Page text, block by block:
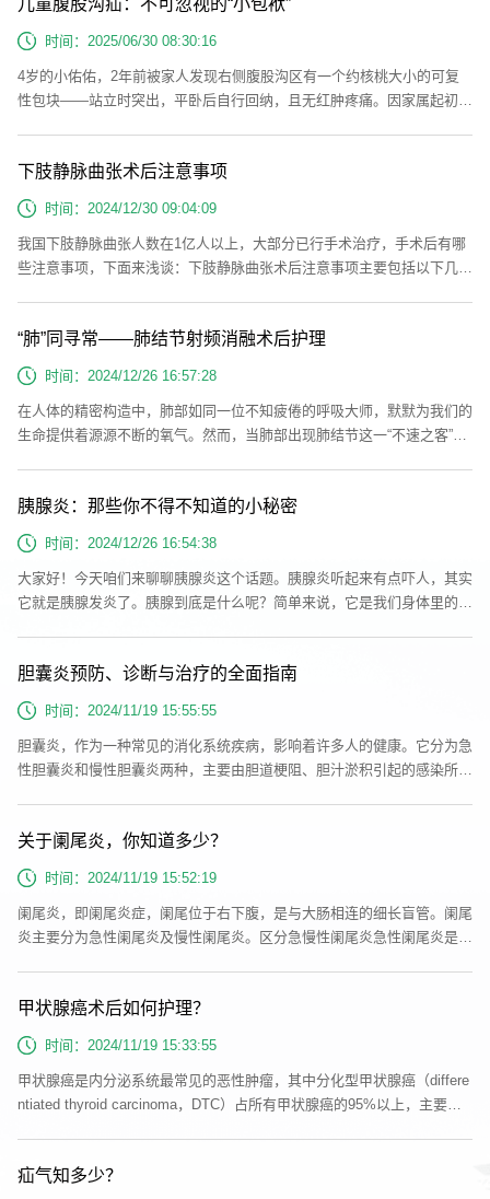
形成，与胆汁中胆固醇、胆盐和磷脂比例失调有关；胆色素结石则多和胆
道感染、胆汁淤积相关。二、不吃早饭为什么会导致胆结石？规律的饮食
可以刺激胆囊...
儿童腹股沟疝：不可忽视的“小包袱”
时间：2025/06/30 08:30:16
4岁的小佑佑，2年前被家人发现右侧腹股沟区有一个约核桃大小的可复
性包块——站立时突出，平卧后自行回纳，且无红肿疼痛。因家属起初未
见，那么儿童腹股沟疝究竟是什么？家长又该如何应对呢？小鼓包从何而
来？认识腹股沟疝这个小包块，医学上称为“腹股沟疝”，是婴幼儿常见的
先天性疾病...
下肢静脉曲张术后注意事项
时间：2024/12/30 09:04:09
我国下肢静脉曲张人数在1亿人以上，大部分已行手术治疗，手术后有哪
些注意事项，下面来浅谈：下肢静脉曲张术后注意事项主要包括以下几个
液的回流。二、伤口护理手术可能会导致局部组织的损伤，因此要保持伤
口部位的清洁和干燥，定期更换药品，避免感染。密切观察伤口的情况，
如有无渗血、肿胀...
“肺”同寻常——肺结节射频消融术后护理
时间：2024/12/26 16:57:28
在人体的精密构造中，肺部如同一位不知疲倦的呼吸大师，默默为我们的
生命提供着源源不断的氧气。然而，当肺部出现肺结节这一“不速之客”
而，手术只是治疗的一部分，术后的精心护理才是确保健康恢复的关键。
下面，我们一起深入了解肺结节射频消融术后的护理知识吧！射频消融术
的基本原理射...
胰腺炎：那些你不得不知道的小秘密
时间：2024/12/26 16:54:38
大家好！今天咱们来聊聊胰腺炎这个话题。胰腺炎听起来有点吓人，其实
它就是胰腺发炎了。胰腺到底是什么呢？简单来说，它是我们身体里的一
呢？一、了解胰腺炎的种类胰腺炎有两种主要类型：急性胰腺炎和慢性胰
腺炎。急性胰腺炎就像是突然来的暴风雨，发病快，症状明显；而慢性胰
腺炎则像是...
胆囊炎预防、诊断与治疗的全面指南
时间：2024/11/19 15:55:55
胆囊炎，作为一种常见的消化系统疾病，影响着许多人的健康。它分为急
性胆囊炎和慢性胆囊炎两种，主要由胆道梗阻、胆汁淤积引起的感染所
汁淤积。胆道梗阻主要由胆囊结石、细菌感染、寄生虫感染、胆囊排空障
碍等因素引起。胆囊炎的症状急性胆囊炎：急性胆囊炎可分为急性结石性
胆囊炎和急性非...
关于阑尾炎，你知道多少？
时间：2024/11/19 15:52:19
阑尾炎，即阑尾炎症，阑尾位于右下腹，是与大肠相连的细长盲管。阑尾
炎主要分为急性阑尾炎及慢性阑尾炎。区分急慢性阑尾炎急性阑尾炎是指
不及时治疗，可能发展为阑尾周围脓肿或穿孔，导致严重的腹膜炎。而慢
性阑尾炎则表现为反复发作的轻度腹痛，病程较长，症状相对较轻，但炎
症过程持续，...
甲状腺癌术后如何护理？
时间：2024/11/19 15:33:55
甲状腺癌是内分泌系统最常见的恶性肿瘤，其中分化型甲状腺癌（differe
ntiated thyroid carcinoma，DTC）占所有甲状腺癌的95%以上，主要包
活率的关键，也是病人诊治中的重要组成部分。今天，我们就来深入探讨
疝气知多少？